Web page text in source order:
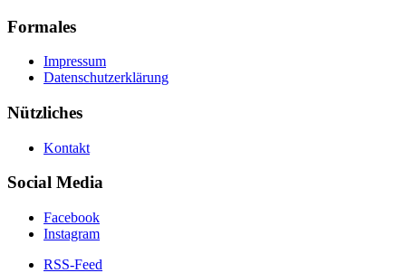
Formales
Impressum
Datenschutzerklärung
Nützliches
Kontakt
Social Media
Facebook
Instagram
RSS-Feed